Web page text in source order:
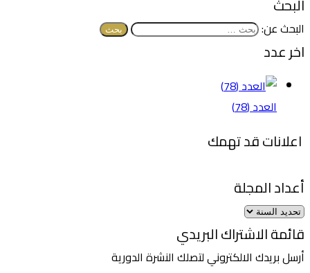
البحث عن:
اخر عدد
العدد (78)
اعلانات قد تهمك
أعداد المجلة
قائمة الاشتراك البريدي
أرسل بريدك الالكتروني لتصلك النشرة الدورية